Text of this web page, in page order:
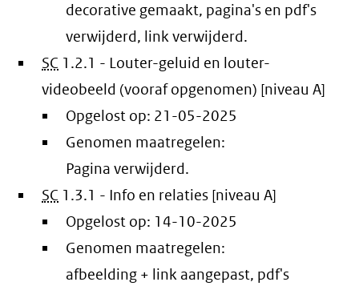
decorative gemaakt, pagina's en pdf's
verwijderd, link verwijderd.
SC 1.2.1 - Louter-geluid en louter-
videobeeld (vooraf opgenomen) [niveau A]
Opgelost op: 21-05-2025
Genomen maatregelen:
Pagina verwijderd.
SC 1.3.1 - Info en relaties [niveau A]
Opgelost op: 14-10-2025
Genomen maatregelen:
afbeelding + link aangepast, pdf's